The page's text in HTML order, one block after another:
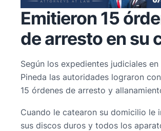
Emitieron 15
de arresto en su
Según los expedientes judiciales
Pineda las autoridades lograron
15 órdenes de arresto y
Cuando le catearon su domicilio le
sus discos duros y todos los